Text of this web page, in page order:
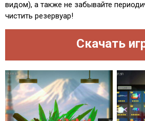
видом), а также не забывайте
чистить резервуар!
Скачать